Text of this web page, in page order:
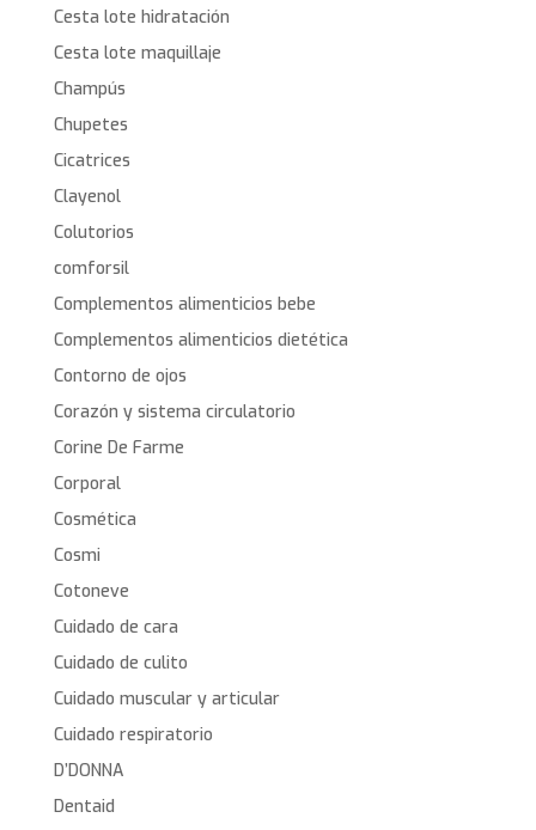
Cesta lote hidratación
Cesta lote maquillaje
Champús
Chupetes
Cicatrices
Clayenol
Colutorios
comforsil
Complementos alimenticios bebe
Complementos alimenticios dietética
Contorno de ojos
Corazón y sistema circulatorio
Corine De Farme
Corporal
Cosmética
Cosmi
Cotoneve
Cuidado de cara
Cuidado de culito
Cuidado muscular y articular
Cuidado respiratorio
D’DONNA
Dentaid